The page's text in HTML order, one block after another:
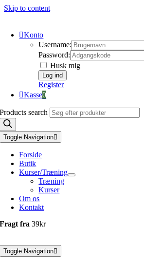
Skip to content
Konto
Username:
Password:
Husk mig
Register
Kasse0
Products search
Toggle Navigation
Forside
Butik
Kurser/Træning
Træning
Kurser
Om os
Kontakt
Fragt fra39kr
Toggle Navigation